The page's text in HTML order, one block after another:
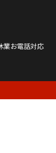
お電話対応